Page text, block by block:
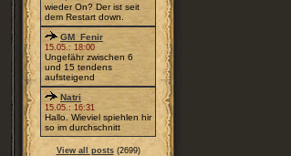
wieder On? Der ist seit
dem Restart down.
GM_Fenir
15.05.: 18:00
Ungefähr zwischen 6
und 15 tendens
aufsteigend
Natri
15.05.: 16:31
Hallo. Wieviel spiehlen hir
so im durchschnitt
View all posts(2699)